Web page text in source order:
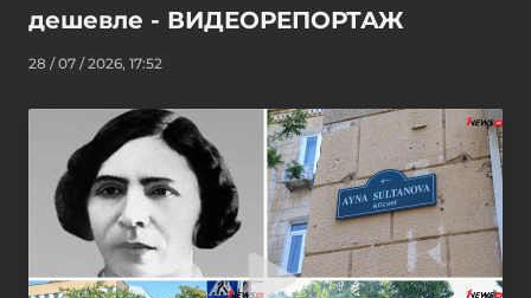
дешевле - ВИДЕОРЕПОРТАЖ
28 / 07 / 2026, 17:52